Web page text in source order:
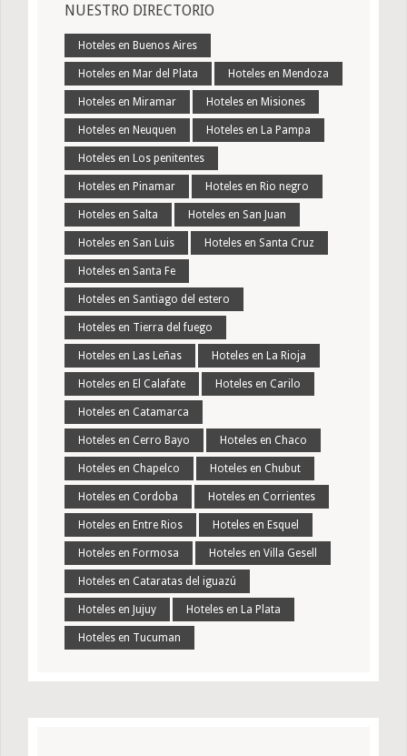
NUESTRO DIRECTORIO
Hoteles en Buenos Aires
Hoteles en Mar del Plata Hoteles en Mendoza
Hoteles en Miramar Hoteles en Misiones
Hoteles en Neuquen Hoteles en La Pampa
Hoteles en Los penitentes
Hoteles en Pinamar Hoteles en Rio negro
Hoteles en Salta Hoteles en San Juan
Hoteles en San Luis Hoteles en Santa Cruz
Hoteles en Santa Fe
Hoteles en Santiago del estero
Hoteles en Tierra del fuego
Hoteles en Las Leñas Hoteles en La Rioja
Hoteles en El Calafate Hoteles en Carilo
Hoteles en Catamarca
Hoteles en Cerro Bayo Hoteles en Chaco
Hoteles en Chapelco Hoteles en Chubut
Hoteles en Cordoba Hoteles en Corrientes
Hoteles en Entre Rios Hoteles en Esquel
Hoteles en Formosa Hoteles en Villa Gesell
Hoteles en Cataratas del iguazú
Hoteles en Jujuy Hoteles en La Plata
Hoteles en Tucuman